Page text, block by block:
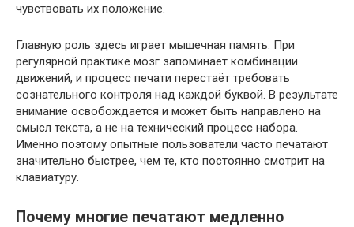
чувствовать их положение.
Главную роль здесь играет мышечная память. При
регулярной практике мозг запоминает комбинации
движений, и процесс печати перестаёт требовать
сознательного контроля над каждой буквой. В результате
внимание освобождается и может быть направлено на
смысл текста, а не на технический процесс набора.
Именно поэтому опытные пользователи часто печатают
значительно быстрее, чем те, кто постоянно смотрит на
клавиатуру.
Почему многие печатают медленно